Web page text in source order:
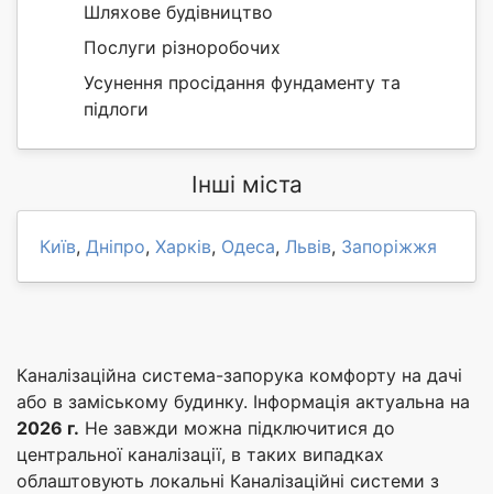
Шляхове будівництво
Послуги різноробочих
Усунення просідання фундаменту та
підлоги
Інші міста
Київ, Дніпро, Харків, Одеса, Львів, Запоріжжя
Каналізаційна система-запорука комфорту на дачі
або в заміському будинку. Інформація актуальна на
2026 г. Не завжди можна підключитися до
центральної каналізації, в таких випадках
облаштовують локальні Каналізаційні системи з